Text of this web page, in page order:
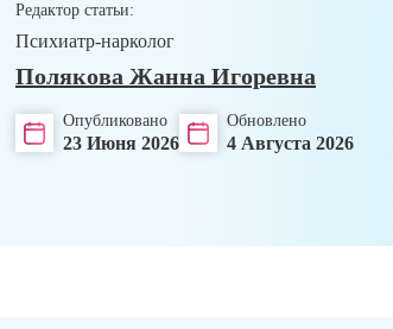
Редактор статьи:
Психиатр-нарколог
Полякова Жанна Игоревна
Опубликовано
23 Июня 2026
Обновлено
4 Августа 2026